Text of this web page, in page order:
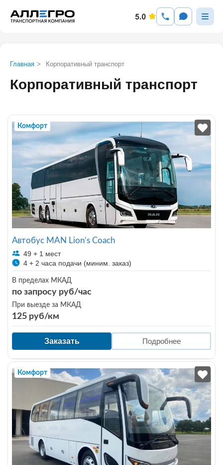
Главная > Корпоративный транспорт
Корпоративный транспорт
Автобус MAN Lion’s Coach
49 + 1 мест
4 + 2 часа подачи (миним. заказ)
В пределах МКАД
по запросу руб/час
При выезде за МКАД
125 руб/км
Комфорт
Заказать Подробнее
Комфорт